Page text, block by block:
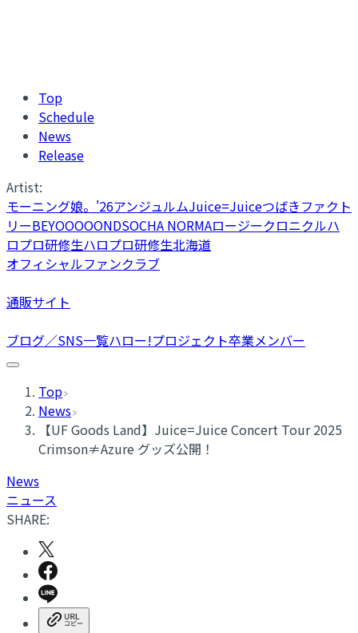
Top
Schedule
News
Release
Artist:
モーニング娘。'26アンジュルムJuice=Juiceつばきファクト
リーBEYOOOOONDSOCHA NORMAロージークロニクルハ
ロプロ研修生ハロプロ研修生北海道
オフィシャルファンクラブ
通販サイト
ブログ／SNS一覧ハロー!プロジェクト卒業メンバー
Top
News
【UF Goods Land】Juice=Juice Concert Tour 2025
Crimson≠Azure グッズ公開！
News
ニュース
SHARE: